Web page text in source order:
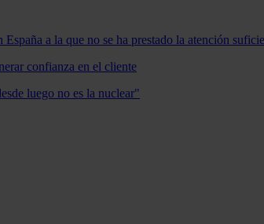
a la que no se ha prestado la atención
confianza en el cliente
luego no es la nuclear"